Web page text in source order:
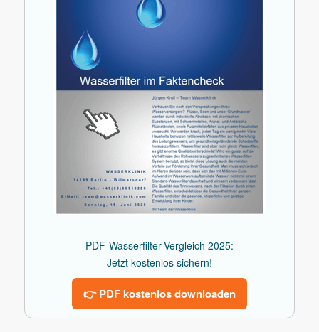
PDF-Wasserfilter-Vergleich 2025:
Jetzt kostenlos sichern!
👉 PDF kostenlos downloaden